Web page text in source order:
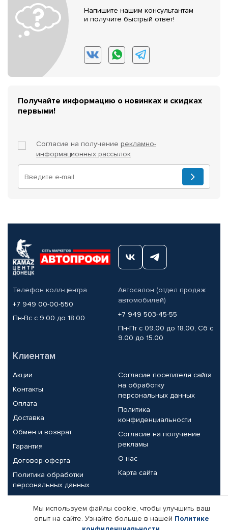
Напишите нашим консультантам
и получите быстрый ответ!
Получайте информацию о новинках и скидках
первыми!
Согласие на получение рекламно-
информационных рассылок
Телефон колл-центра
+7 949 00-00-550
Пн-Вс с 9.00 до 18.00
Автосалон (отдел продаж
автомобилей)
+7 949 503-45-55
Пн-Пт с 09.00 до 18.00, Сб с
9.00 до 15.00
Клиентам
Акции
Контакты
Оплата
Доставка
Обмен и возврат
Гарантия
Договор-оферта
Политика обработки
персональных данных
Согласие посетителя сайта
на обработку
персональных данных
Политика
конфиденциальности
Согласие на получение
рекламы
О нас
Карта сайта
Партнерам
Корпоративным клиентам Реквизиты компании
Мы используем файлы cookie, чтобы улучшить ваш
опыт на сайте. Узнайте больше в нашей Политике